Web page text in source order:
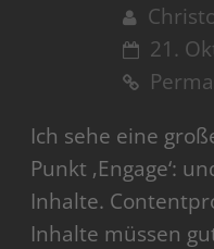
21.
Ich sehe eine
Punkt ‚Engage‘:
Inhalte.
Inhalte müssen